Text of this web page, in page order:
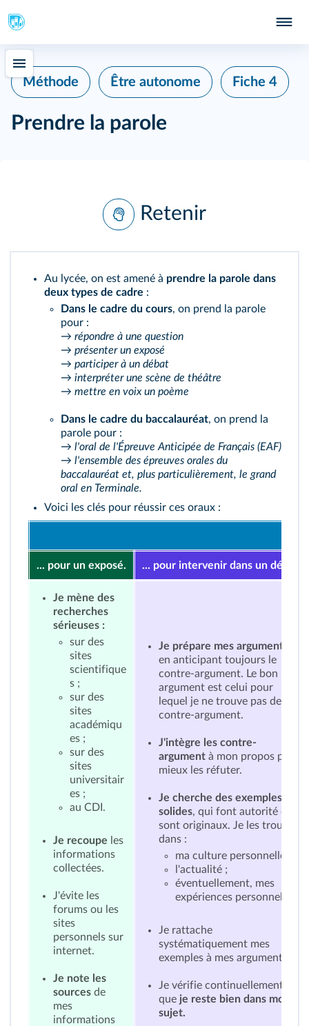
Méthode Être autonome Fiche 4
Prendre la parole
Retenir
Au lycée, on est amené à prendre la parole dans
deux types de cadre :
Dans le cadre du cours, on prend la parole
pour :
→ répondre à une question
→ présenter un exposé
→ participer à un débat
→ interpréter une scène de théâtre
→ mettre en voix un poème
Dans le cadre du baccalauréat, on prend la
parole pour :
→ l'oral de l'Épreuve Anticipée de Français (EAF)
→ l'ensemble des épreuves orales du
baccalauréat et, plus particulièrement, le grand
oral en Terminale.
Voici les clés pour réussir ces oraux :
... pour un exposé. ... pour intervenir dans un débat.
Je mène des
recherches
sérieuses :
sur des
sites
scientifique
s ;
sur des
sites
académiqu
es ;
sur des
sites
universitair
es ;
au CDI.
Je recoupe les
informations
collectées.
J'évite les
forums ou les
sites
personnels sur
internet.
Je note les
sources de
mes
informations
Je prépare mes arguments
en anticipant toujours le
contre-argument. Le bon
argument est celui pour
lequel je ne trouve pas de
contre-argument.
J'intègre les contre-
argument à mon propos pour
mieux les réfuter.
Je cherche des exemples
solides, qui font autorité ou
sont originaux. Je les trouve
dans :
ma culture personnelle ;
l'actualité ;
éventuellement, mes
expériences personnelles.
Je rattache
systématiquement mes
exemples à mes arguments.
Je vérifie continuellement
que je reste bien dans mon
sujet.